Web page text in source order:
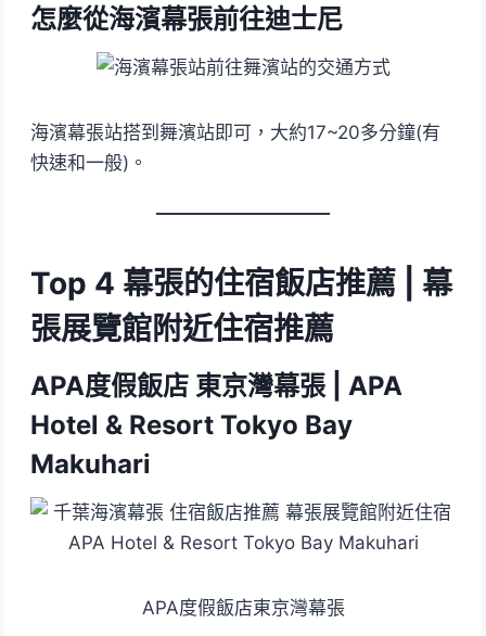
怎麼從海濱幕張前往迪士尼
海濱幕張站搭到舞濱站即可，大約17~20多分鐘(有
快速和一般)。
Top 4 幕張的住宿飯店推薦 | 幕
張展覽館附近住宿推薦
APA度假飯店 東京灣幕張 | APA
Hotel & Resort Tokyo Bay
Makuhari
APA度假飯店東京灣幕張